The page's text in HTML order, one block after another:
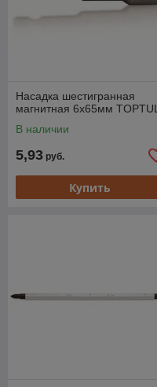
Насадка шестигранная
магнитная 6х65мм TOPTUL
В наличии
5,93 руб.
Купить